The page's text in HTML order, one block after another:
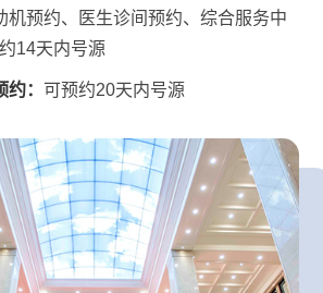
机预约、医生诊间预约、综合服务中
14天内号源
： 可预约20天内号源